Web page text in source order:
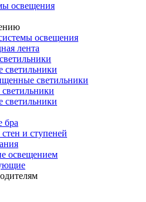
освещения
освещения
лента
светильники
светильники
светильники
бра
и ступеней
освещением